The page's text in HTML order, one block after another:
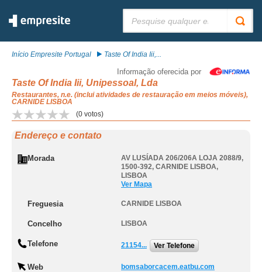
Início Empresite Portugal Taste Of India Iii,...
Informação oferecida por
Taste Of India Iii, Unipessoal, Lda
Restaurantes, n.e. (inclui atividades de restauração em meios móveis),
CARNIDE LISBOA
(0 votos)
Endereço e contato
Morada
AV LUSÍADA 206/206A LOJA 2088/9,
1500-392, CARNIDE LISBOA,
LISBOA
Ver Mapa
Freguesia CARNIDE LISBOA
Concelho LISBOA
Telefone 21154... Ver Telefone
Web bomsaborcacem.eatbu.com